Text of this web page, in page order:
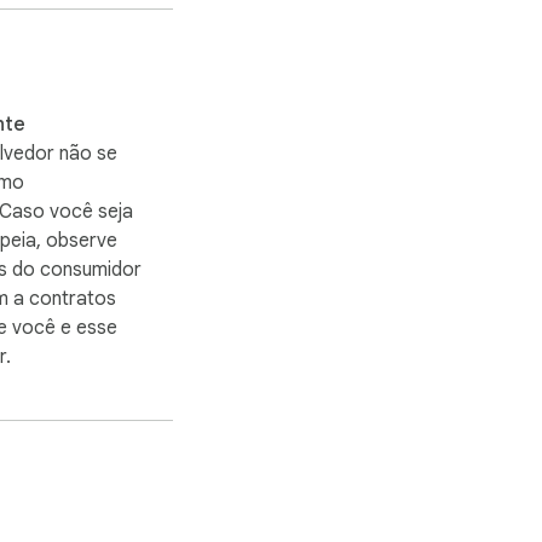
clique para
não se
você seja
observe
do consumidor
a contratos
você e esse